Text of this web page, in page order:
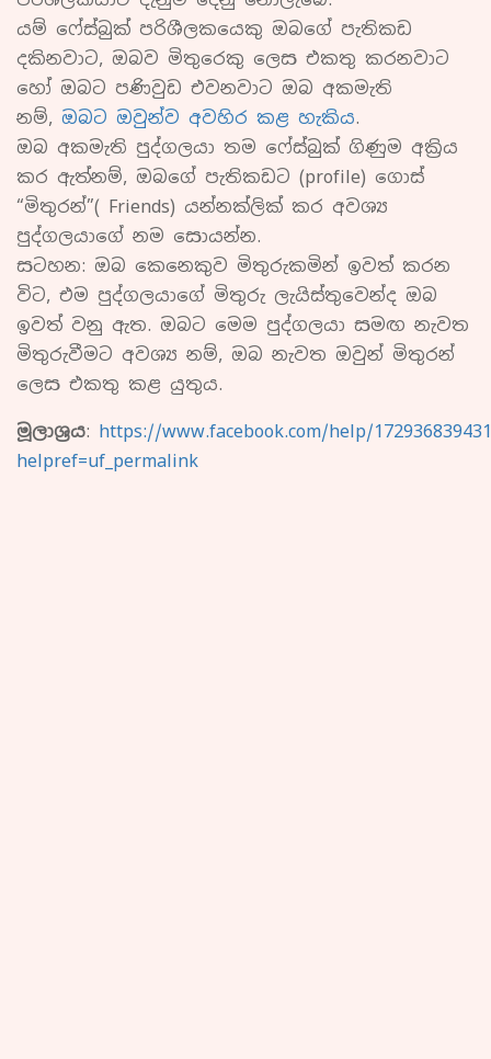
යම් ෆේස්බුක් පරිශීලකයෙකු ඔබගේ පැතිකඩ
දකිනවාට, ඔබව මිතුරෙකු ලෙස එකතු කරනවාට
හෝ ඔබට පණිවුඩ එවනවාට ඔබ අකමැති
නම්, ඔබට ඔවුන්ව අවහිර කළ හැකිය.
ඔබ අකමැති පුද්ගලයා තම ෆේස්බුක් ගිණුම අක්‍රිය
කර ඇත්නම්, ඔබගේ පැතිකඩට (profile) ගොස්
“මිතුරන්”( Friends) යන්නක්ලික් කර අවශ්‍ය
පුද්ගලයාගේ නම සොයන්න.
සටහන: ඔබ කෙනෙකුව මිතුරුකමින් ඉවත් කරන
විට, එම පුද්ගලයාගේ මිතුරු ලැයිස්තුවෙන්ද ඔබ
ඉවත් වනු ඇත. ඔබට මෙම පුද්ගලයා සමඟ නැවත
මිතුරුවීමට අවශ්‍ය නම්, ඔබ නැවත ඔවුන් මිතුරන්
ලෙස එකතු කළ යුතුය.
මූලාශ්‍රය: https://www.facebook.com/help/
helpref=uf_permalink